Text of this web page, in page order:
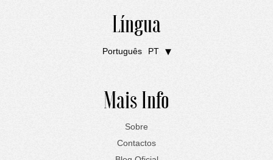
Língua
Português PT
English EN
Mais Info
Sobre
Contactos